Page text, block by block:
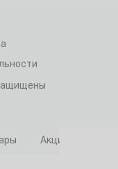
Акционные